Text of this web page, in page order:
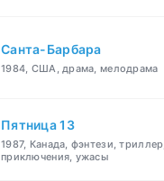
Санта-Барбара
1984, США, драма, мелодрама
Пятница 13
1987, Канада, фэнтези, триллер,
приключения, ужасы